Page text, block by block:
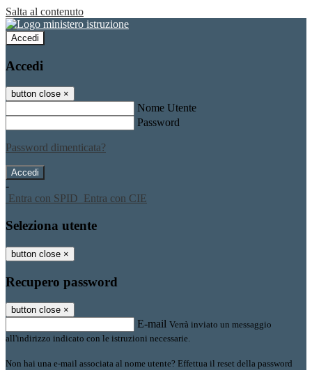
Salta al contenuto
Accedi
Accedi
button close ×
Nome Utente
Password
Password dimenticata?
-
Entra con SPID Entra con CIE
Seleziona utente
button close ×
Recupero password
button close ×
E-mail Verrà inviato un messaggio
all'indirizzo indicato con le istruzioni necessarie.
Non hai una e-mail associata al nome utente? Effettua il reset della password